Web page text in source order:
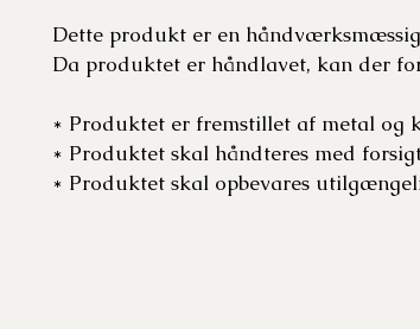
Dette produkt er en
Da produktet er håndlavet, kan der
* Produktet er fremstillet af metal og
* Produktet skal håndteres med
* Produktet skal opbevares